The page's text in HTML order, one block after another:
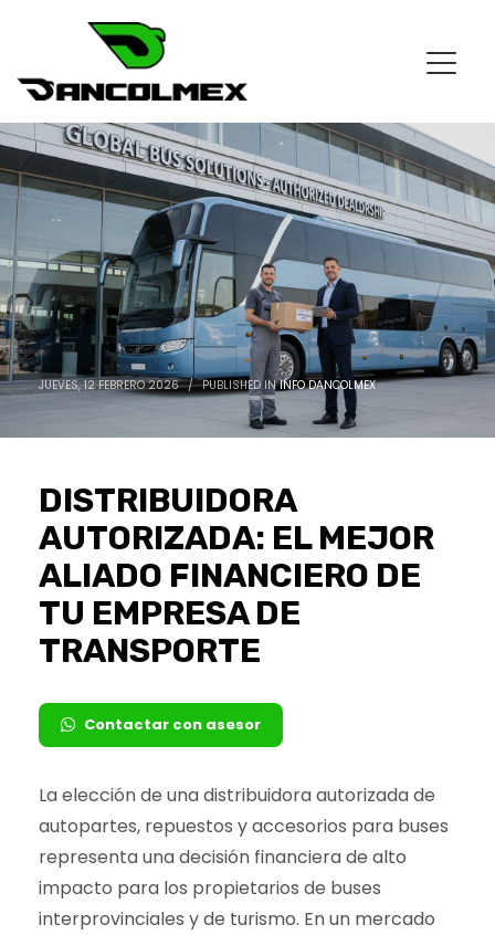
JUEVES, 12 FEBRERO 2026 / PUBLISHED ININFO DANCOLMEX
DISTRIBUIDORA
AUTORIZADA: EL MEJOR
ALIADO FINANCIERO DE
TU EMPRESA DE
TRANSPORTE
Contactar con asesor
La elección de una distribuidora autorizada de
autopartes, repuestos y accesorios para buses
representa una decisión financiera de alto
impacto para los propietarios de buses
interprovinciales y de turismo. En un mercado